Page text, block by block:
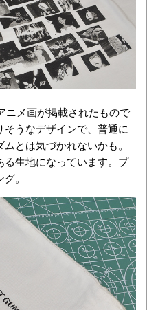
ニメ画が掲載されたもので
うなデザインで、普通に
とは気づかれないかも。
る生地になっています。プ
。